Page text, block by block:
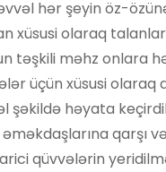
hər şeyin öz-
xüsusi olaraq
təşkili məhz onlara
üçün xüsusi olaraq
şəkildə həyata
qarşı
qüvvələrin